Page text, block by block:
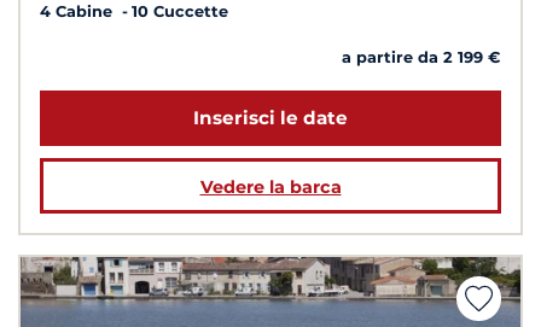
4 Cabine
10 Cuccette
a partire da 2 199 €
Inserisci le date
Vedere la barca